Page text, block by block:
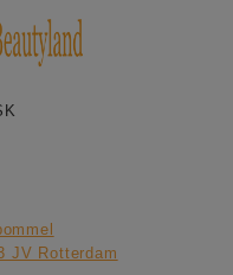
JV Rotterdam